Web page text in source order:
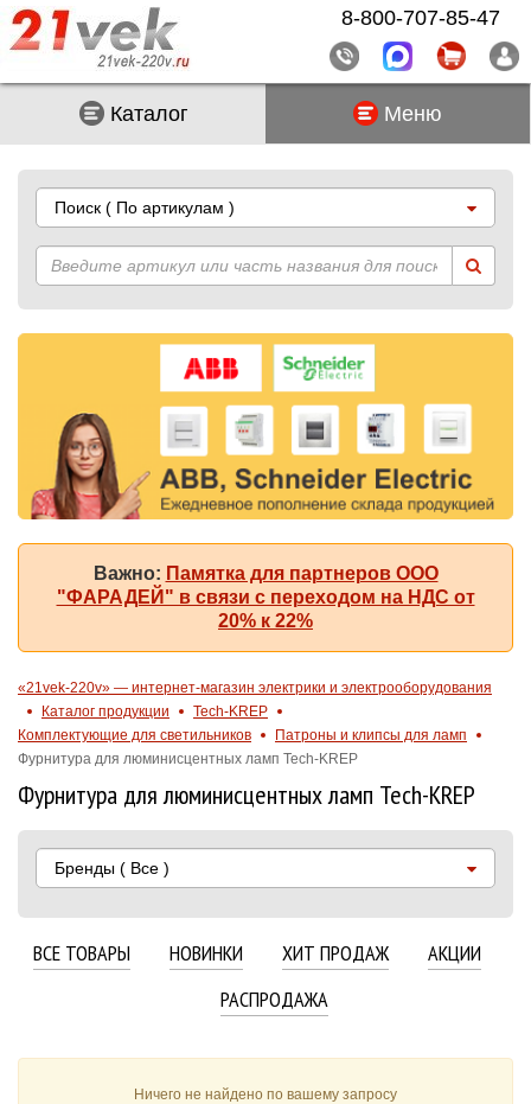
Каталог Меню
Поиск ( По артикулам )
Важно: Памятка для партнеров ООО
"ФАРАДЕЙ" в связи с переходом на НДС от
20% к 22%
«21vek-220v» — интернет-магазин электрики и электрооборудования
Каталог продукции
Tech-KREP
Комплектующие для светильников
Патроны и клипсы для ламп
Фурнитура для люминисцентных ламп Tech-KREP
Фурнитура для люминисцентных ламп Tech-KREP
Бренды ( Все )
ВСЕ ТОВАРЫ НОВИНКИ ХИТ ПРОДАЖ
АКЦИИ
РАСПРОДАЖА
Ничего не найдено по вашему запросу
8-800-707-85-47